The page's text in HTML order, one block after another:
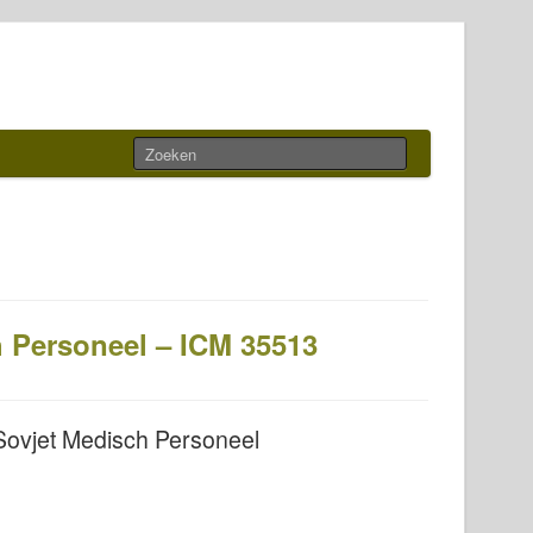
– ICM 35513
Medisch Personeel